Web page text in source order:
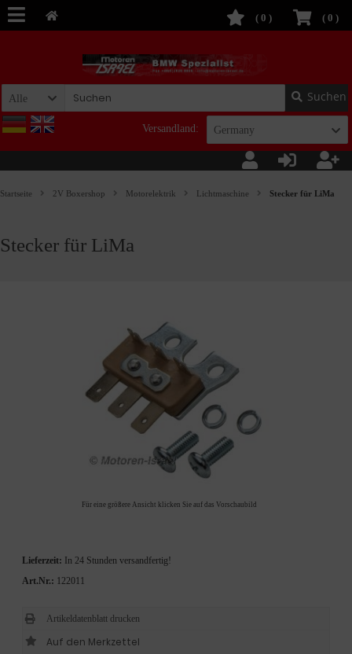
( 0 )
( 0 )
Alle Suchen
Versandland: Germany
Startseite 2V Boxershop Motorelektrik Lichtmaschine Stecker für LiMa
Stecker für LiMa
Für eine größere Ansicht klicken Sie auf das Vorschaubild
Lieferzeit:
In 24 Stunden versandfertig!
Art.Nr.: 122011
Artikeldatenblatt drucken